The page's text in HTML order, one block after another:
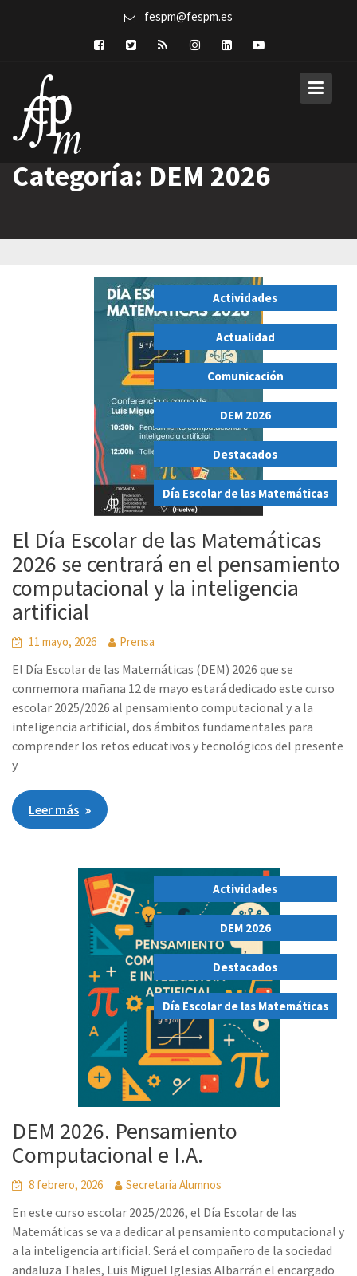
fespm@fespm.es
Categoría: DEM 2026
Actividades
,
Actualidad
,
Comunicación
,
DEM 2026
,
Destacados
,
Día Escolar de las Matemáticas
El Día Escolar de las Matemáticas
2026 se centrará en el pensamiento
computacional y la inteligencia
artificial
11 mayo, 2026 Prensa
El Día Escolar de las Matemáticas (DEM) 2026 que se
conmemora mañana 12 de mayo estará dedicado este curso
escolar 2025/2026 al pensamiento computacional y a la
inteligencia artificial, dos ámbitos fundamentales para
comprender los retos educativos y tecnológicos del presente
y
Leer más
Actividades
,
DEM 2026
,
Destacados
,
Día Escolar de las Matemáticas
DEM 2026. Pensamiento
Computacional e I.A.
8 febrero, 2026 Secretaría Alumnos
En este curso escolar 2025/2026, el Día Escolar de las
Matemáticas se va a dedicar al pensamiento computacional y
a la inteligencia artificial. Será el compañero de la sociedad
andaluza Thales, Luis Miguel Iglesias Albarrán el encargado